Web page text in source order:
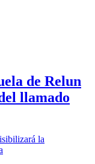
de Relun
llamado